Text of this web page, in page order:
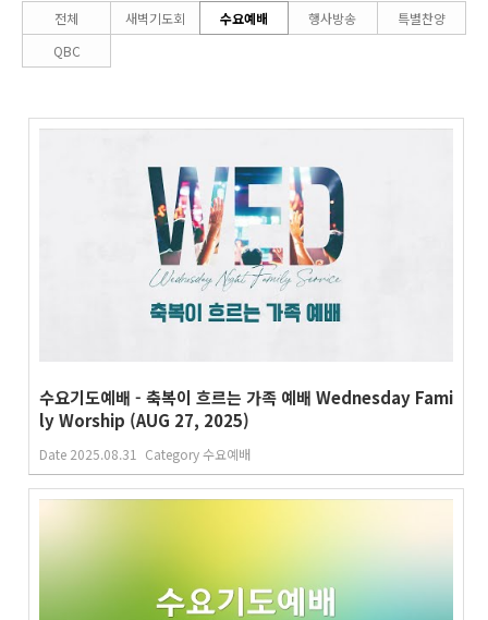
전체 새벽기도회 수요예배 행사방송
특별찬양
QBC
수요기도예배 - 축복이 흐르는 가족 예배 Wednesday Fami
ly Worship (AUG 27, 2025)
Date 2025.08.31 Category수요예배